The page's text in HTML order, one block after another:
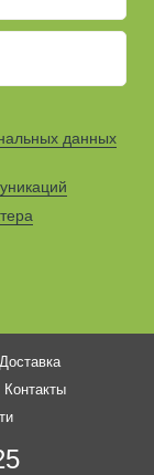
данных
Контакты